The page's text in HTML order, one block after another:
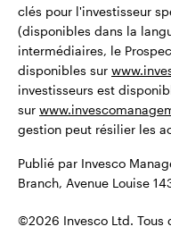
clés pour l'investisseur
(disponibles dans la
intermédiaires, le
disponibles sur
investisseurs est
sur
gestion peut résilier les
Publié par Invesco
Branch, Avenue Louise
©2026 Invesco Ltd. Tous